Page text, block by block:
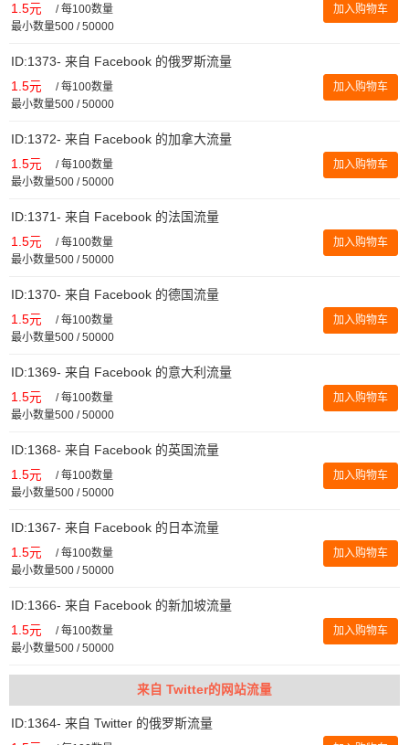
1.5元 /每100数量
最小数量500 / 50000
加入购物车
ID:1373- 来自 Facebook 的俄罗斯流量
1.5元 /每100数量
最小数量500 / 50000
加入购物车
ID:1372- 来自 Facebook 的加拿大流量
1.5元 /每100数量
最小数量500 / 50000
加入购物车
ID:1371- 来自 Facebook 的法国流量
1.5元 /每100数量
最小数量500 / 50000
加入购物车
ID:1370- 来自 Facebook 的德国流量
1.5元 /每100数量
最小数量500 / 50000
加入购物车
ID:1369- 来自 Facebook 的意大利流量
1.5元 /每100数量
最小数量500 / 50000
加入购物车
ID:1368- 来自 Facebook 的英国流量
1.5元 /每100数量
最小数量500 / 50000
加入购物车
ID:1367- 来自 Facebook 的日本流量
1.5元 /每100数量
最小数量500 / 50000
加入购物车
ID:1366- 来自 Facebook 的新加坡流量
1.5元 /每100数量
最小数量500 / 50000
加入购物车
来自 Twitter的网站流量
ID:1364- 来自 Twitter 的俄罗斯流量